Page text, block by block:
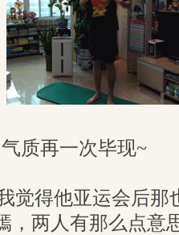
质再一次毕现~
觉得他亚运会后那
，两人有那么点意